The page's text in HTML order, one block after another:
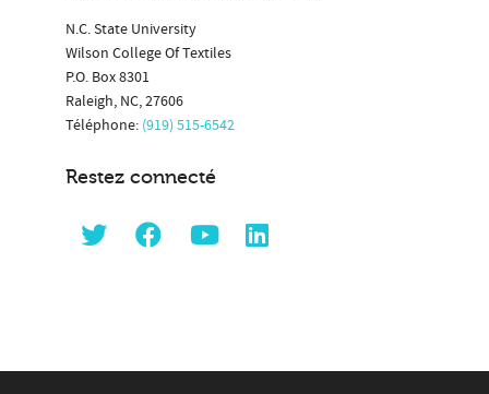
N.C. State University
Wilson College Of Textiles
P.O. Box 8301
Raleigh, NC, 27606
Téléphone: (919) 515-6542
Restez connecté